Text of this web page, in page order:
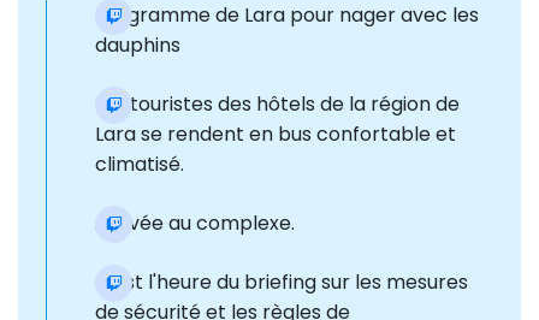
Programme de Lara pour nager avec les
dauphins
Les touristes des hôtels de la région de
Lara se rendent en bus confortable et
climatisé.
Arrivée au complexe.
C'est l'heure du briefing sur les mesures
de sécurité et les règles de